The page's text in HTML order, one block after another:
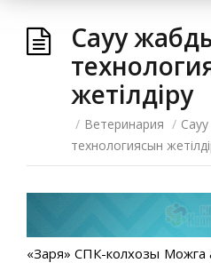
Сауу
жетілдіру
/ Ветеринария /
технологиясын
«Заря» СПК-колхозы Можга